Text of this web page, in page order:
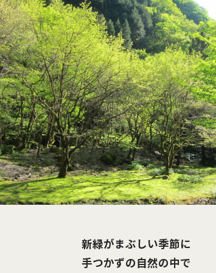
新緑がまぶしい季節に
手つかずの自然の中で